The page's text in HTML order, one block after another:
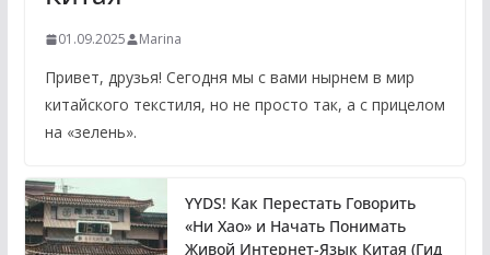
01.09.2025 Marina
Привет, друзья! Сегодня мы с вами нырнем в мир
китайского текстиля, но не просто так, а с прицелом
на «зелень».
YYDS! Как Перестать Говорить
«Ни Хао» и Начать Понимать
Живой Интернет-Язык Китая (Гид